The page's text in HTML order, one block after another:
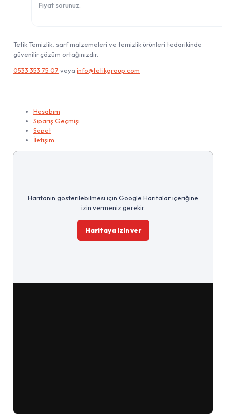
Fiyat sorunuz.
Tetik Temizlik, sarf malzemeleri ve temizlik ürünleri tedarikinde
güvenilir çözüm ortağınızdır.
0533 353 75 07 veya info@tetikgroup.com
Hesabım
Sipariş Geçmişi
Sepet
İletişim
Haritanın gösterilebilmesi için Google Haritalar içeriğine
izin vermeniz gerekir.
Haritaya izin ver